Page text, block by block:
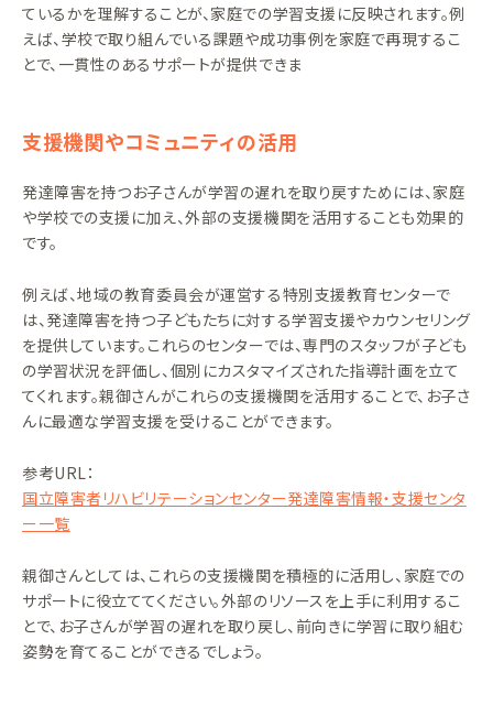
ているかを理解することが、家庭での学習支援に反映されます。例
えば、学校で取り組んでいる課題や成功事例を家庭で再現するこ
とで、一貫性のあるサポートが提供できま
支援機関やコミュニティの活用
発達障害を持つお子さんが学習の遅れを取り戻すためには、家庭
や学校での支援に加え、外部の支援機関を活用することも効果的
です。
例えば、地域の教育委員会が運営する特別支援教育センターで
は、発達障害を持つ子どもたちに対する学習支援やカウンセリング
を提供しています。これらのセンターでは、専門のスタッフが子ども
の学習状況を評価し、個別にカスタマイズされた指導計画を立て
てくれます。親御さんがこれらの支援機関を活用することで、お子さ
んに最適な学習支援を受けることができます。
​​参考URL：
国立障害者リハビリテーションセンター発達障害情報・支援センタ
ー一覧
親御さんとしては、これらの支援機関を積極的に活用し、家庭での
サポートに役立ててください。外部のリソースを上手に利用するこ
とで、お子さんが学習の遅れを取り戻し、前向きに学習に取り組む
姿勢を育てることができるでしょう。